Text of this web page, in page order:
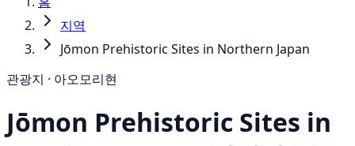
지역
Jōmon Prehistoric Sites in Northern Japan
관광지 · 아오모리현
Jōmon Prehistoric Sites in